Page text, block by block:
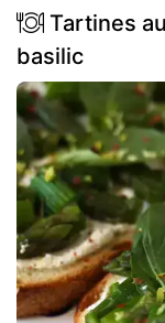
Tartines
basilic